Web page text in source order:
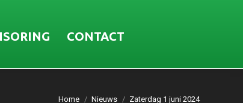
CONTACT
Home Nieuws Zaterdag 1 juni 2024